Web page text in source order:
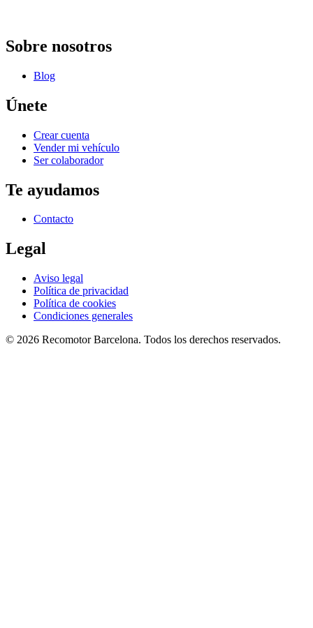
Sobre nosotros
Blog
Únete
Crear cuenta
Vender mi vehículo
Ser colaborador
Te ayudamos
Contacto
Legal
Aviso legal
Política de privacidad
Política de cookies
Condiciones generales
© 2026 RecomotorBarcelona. Todos los derechos reservados.